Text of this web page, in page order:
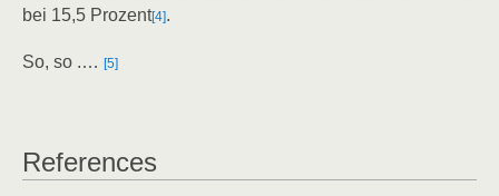
bei 15,5 Pro­zent[4].
So, so .… [5]
Refe­ren­ces